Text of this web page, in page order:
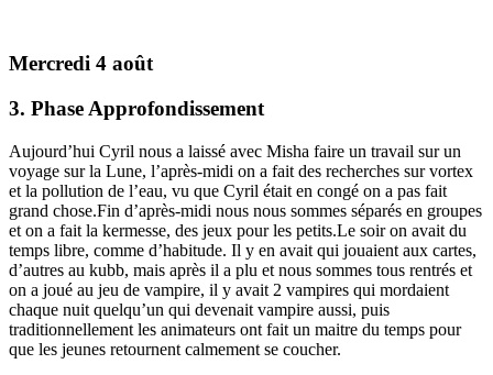
Mercredi 4 août
3. Phase Approfondissement
Aujourd’hui Cyril nous a laissé avec Misha faire un travail sur un
voyage sur la Lune, l’après-midi on a fait des recherches sur vortex
et la pollution de l’eau, vu que Cyril était en congé on a pas fait
grand chose.Fin d’après-midi nous nous sommes séparés en groupes
et on a fait la kermesse, des jeux pour les petits.Le soir on avait du
temps libre, comme d’habitude. Il y en avait qui jouaient aux cartes,
d’autres au kubb, mais après il a plu et nous sommes tous rentrés et
on a joué au jeu de vampire, il y avait 2 vampires qui mordaient
chaque nuit quelqu’un qui devenait vampire aussi, puis
traditionnellement les animateurs ont fait un maitre du temps pour
que les jeunes retournent calmement se coucher.